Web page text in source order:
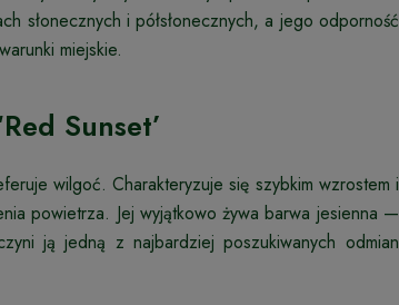
słonecznych i półsłonecznych, a jego odporność
miejskie.
Sunset’
wilgoć. Charakteryzuje się szybkim wzrostem i
powietrza. Jej wyjątkowo żywa barwa jesienna —
ją jedną z najbardziej poszukiwanych odmian